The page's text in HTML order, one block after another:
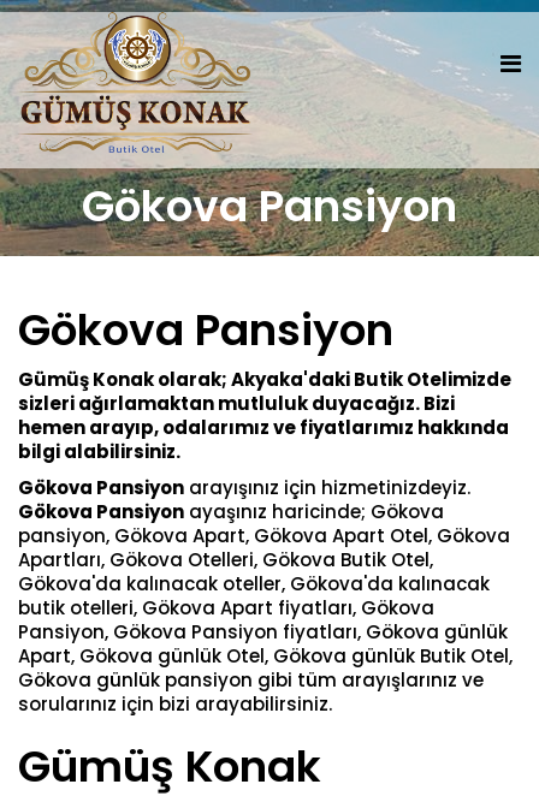
Gökova Pansiyon
Gökova Pansiyon
Gümüş Konak olarak; Akyaka'daki Butik Otelimizde
sizleri ağırlamaktan mutluluk duyacağız. Bizi
hemen arayıp, odalarımız ve fiyatlarımız hakkında
bilgi alabilirsiniz.
Gökova Pansiyon arayışınız için hizmetinizdeyiz.
Gökova Pansiyon ayaşınız haricinde; Gökova
pansiyon, Gökova Apart, Gökova Apart Otel, Gökova
Apartları, Gökova Otelleri, Gökova Butik Otel,
Gökova'da kalınacak oteller, Gökova'da kalınacak
butik otelleri, Gökova Apart fiyatları, Gökova
Pansiyon, Gökova Pansiyon fiyatları, Gökova günlük
Apart, Gökova günlük Otel, Gökova günlük Butik Otel,
Gökova günlük pansiyon gibi tüm arayışlarınız ve
sorularınız için bizi arayabilirsiniz.
Gümüş Konak